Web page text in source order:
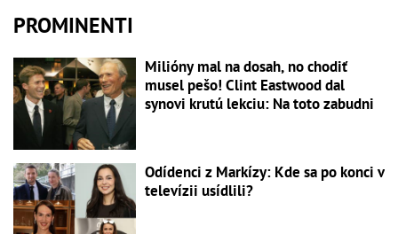
PROMINENTI
Milióny mal na dosah, no chodiť
musel pešo! Clint Eastwood dal
synovi krutú lekciu: Na toto zabudni
Odídenci z Markízy: Kde sa po konci v
televízii usídlili?